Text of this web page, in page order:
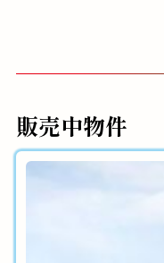
販売中物件